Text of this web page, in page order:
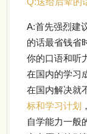
A:首先强烈建
的话最省钱省
你的口语和听
在国内的学习
在国内解决就
标和学习计划
自学能力一般